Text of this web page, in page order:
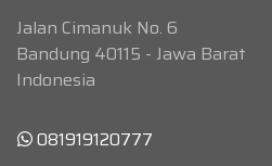
Jalan Cimanuk No. 6
Bandung 40115 - Jawa Barat
Indonesia
081919120777